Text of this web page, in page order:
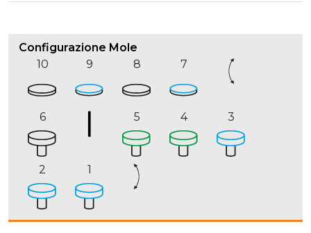
Configurazione Mole
10
9 8 7
6 5 4 3
2 1